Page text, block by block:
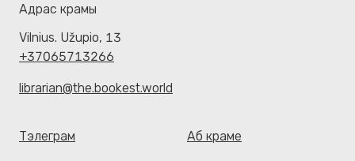
Адрас крамы
Vilnius. Užupio, 13
+37065713266
librarian@the.bookest.world
Тэлеграм Аб краме